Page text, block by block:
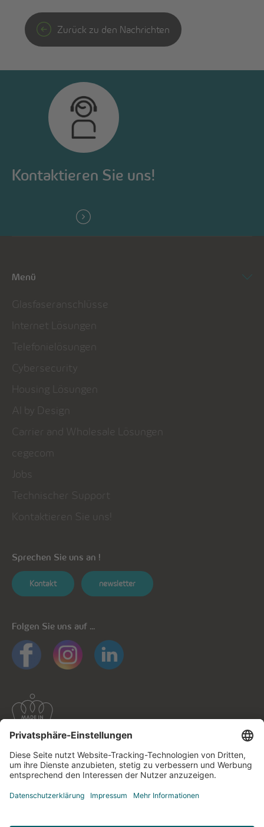
Zurück zu den Nachrichten
Kontaktieren Sie uns!
Menü
Glasfaseranschlüsse
Internet Lösungen
Telefonielösungen
Cybersecurity
Housing Lösungen
AI by Design
Carrier and Wholesale Lösungen
cegecom
Jobs
Technischer Support
Kontaktieren Sie uns!
Sprechen Sie uns an !
Kontakt newsletter
Folgen Sie uns auf ...
Allgemeine Informationen
Datenschutz
Impressum
Kontaktieren Sie uns!